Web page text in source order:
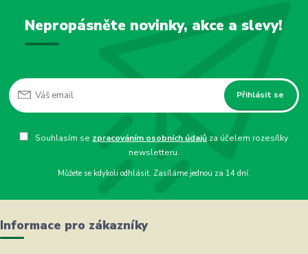
Nepropásněte novinky, akce a slevy!
Přihlásit se
Souhlasím se zpracováním osobních údajů za účelem rozesílky
newsletteru.
Můžete se kdykoli odhlásit. Zasíláme jednou za 14 dní.
Informace pro zákazníky